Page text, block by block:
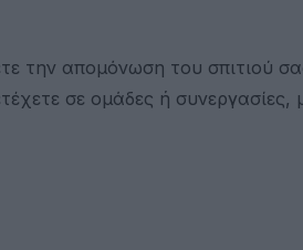
την απομόνωση του σπιτιού
σε ομάδες ή συνεργασίες,